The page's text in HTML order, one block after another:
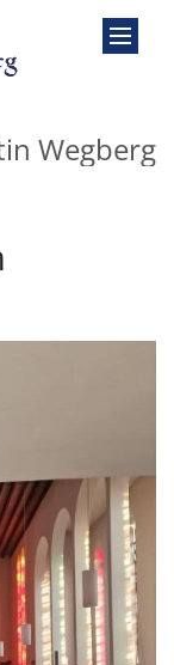
Wegberg